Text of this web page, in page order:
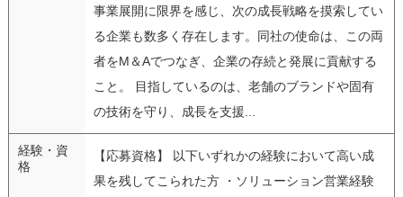
事業展開に限界を感じ、次の成長戦略を摸索してい
る企業も数多く存在します。同社の使命は、この両
者をM＆Aでつなぎ、企業の存続と発展に貢献する
こと。 目指しているのは、老舗のブランドや固有
の技術を守り、成長を支援...
経験・資
格
【応募資格】 以下いずれかの経験において高い成
果を残してこられた方 ・ソリューション営業経験